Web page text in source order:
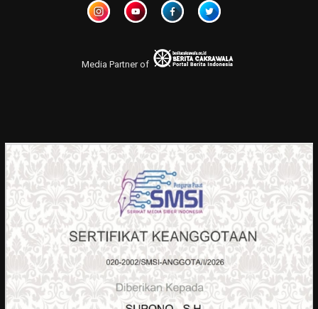
Media Partner of